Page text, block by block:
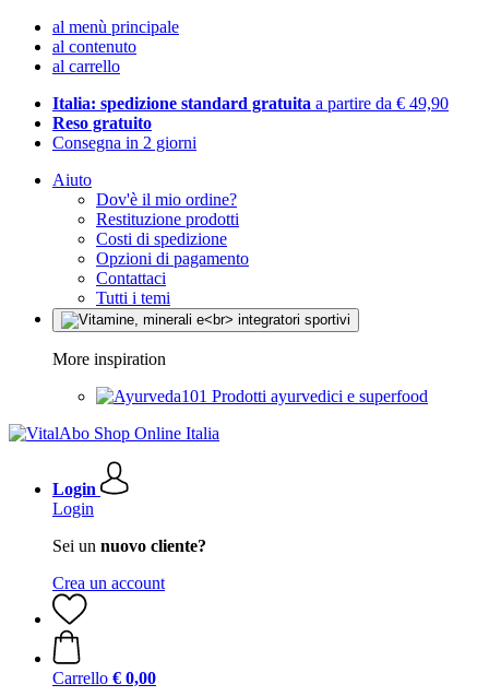
al menù principale
al contenuto
al carrello
Italia: spedizione standard gratuita a partire da € 49,90
Reso gratuito
Consegna in 2 giorni
Aiuto
Dov'è il mio ordine?
Restituzione prodotti
Costi di spedizione
Opzioni di pagamento
Contattaci
Tutti i temi
More inspiration
Prodotti ayurvedici e superfood
Login
Login
Sei un nuovo cliente?
Crea un account
Carrello € 0,00